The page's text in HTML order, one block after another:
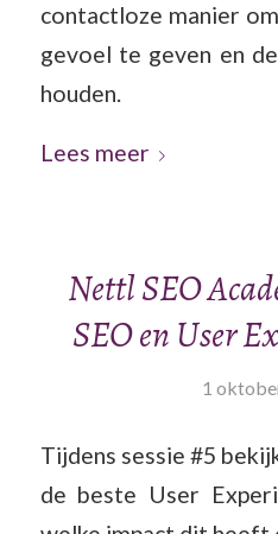
contactloze manier
gevoel te geven en
houden.
Lees meer
Nettl SEO
SEO en User
1
Tijdens sessie #5
de beste User